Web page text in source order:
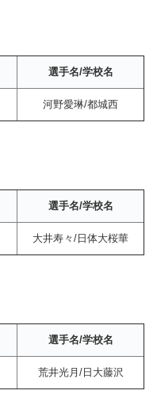
選手名/学校名
河野愛琳/都城西
選手名/学校名
大井寿々/日体大桜華
選手名/学校名
荒井光月/日大藤沢